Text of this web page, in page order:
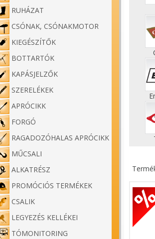
RUHÁZAT
CSÓNAK, CSÓNAKMOTOR
KIEGÉSZÍTŐK
BOTTARTÓK
KAPÁSJELZŐK
SZERELÉKEK
APRÓCIKK
FORGÓ
RAGADOZÓHALAS APRÓCIKK
MŰCSALI
ALKATRÉSZ
PROMÓCIÓS TERMÉKEK
CSALIK
LEGYEZÉS KELLÉKEI
TÓMONITORING